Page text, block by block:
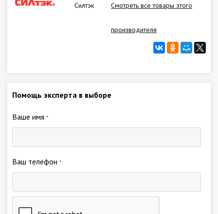
Силтэк Смотреть все товары этого
производителя
Помощь эксперта в выборе
Ваше имя *
Ваш телефон *